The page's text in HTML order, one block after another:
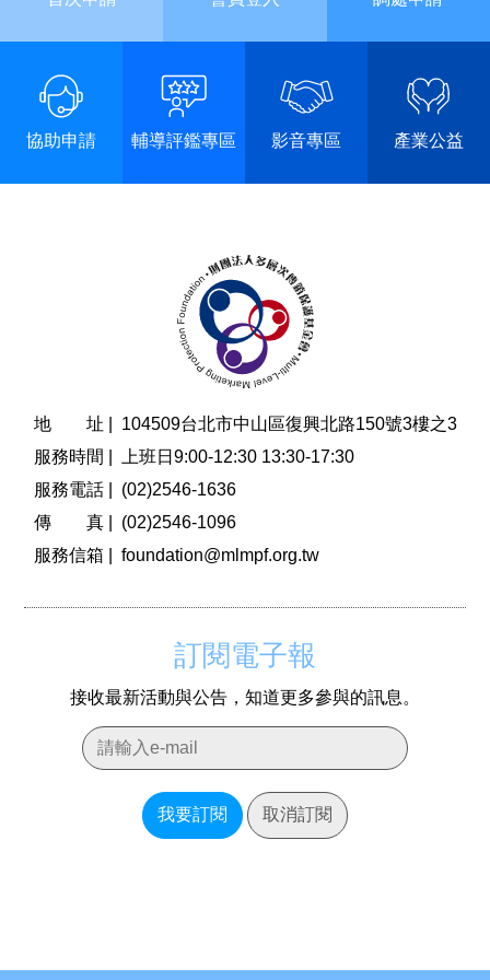
協助申請 輔導評鑑專區 影音專區 產業公益
地 址 |
104509台北市中山區復興北路150號3樓之3
服務時間 |
上班日9:00-12:30 13:30-17:30
服務電話 |
(02)2546-1636
傳 真 |
(02)2546-1096
服務信箱 |
foundation@mlmpf.org.tw
訂閱電子報
接收最新活動與公告，知道更多參與的訊息。
我要訂閱 取消訂閱